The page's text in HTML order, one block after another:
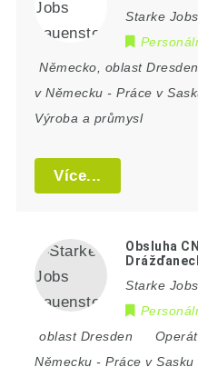
Starke
Německo
oblast Dresden
v Německu -Práce v
Výroba a průmysl
Více...
Obsluha
Starke
oblast Dresden
Německu -Práce v Sasku